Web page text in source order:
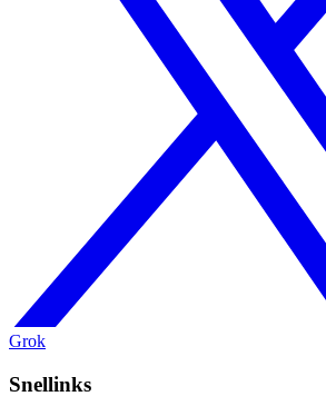
Grok
Snellinks